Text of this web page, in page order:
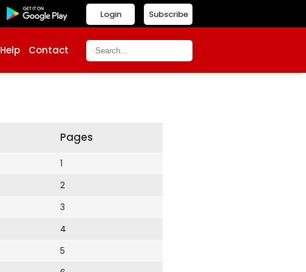
Subscribe
Login
Help Contact
Pages
1
2
3
4
5